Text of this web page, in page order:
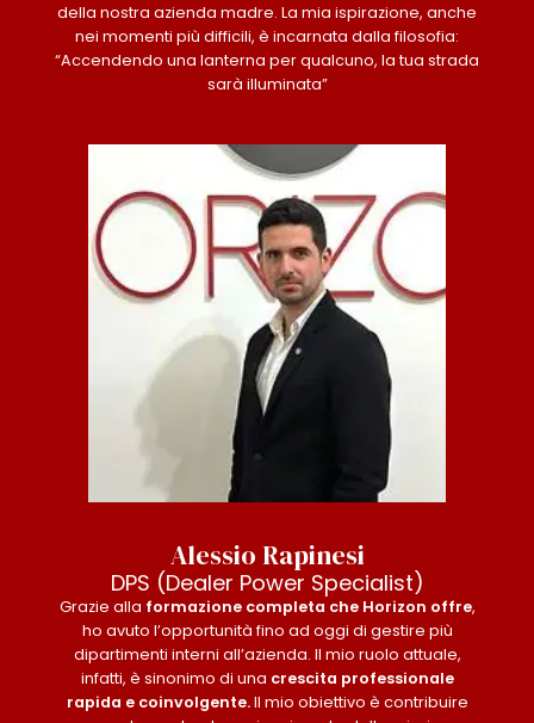
della nostra azienda madre. La mia ispirazione, anche
nei momenti più difficili, è incarnata dalla filosofia:
“Accendendo una lanterna per qualcuno, la tua strada
sarà illuminata”
Alessio Rapinesi
DPS (Dealer Power Specialist)
Grazie alla formazione completa che Horizon offre,
ho avuto l’opportunità fino ad oggi di gestire più
dipartimenti interni all’azienda. Il mio ruolo attuale,
infatti, è sinonimo di una crescita professionale
rapida e coinvolgente.Il mio obiettivo è contribuire